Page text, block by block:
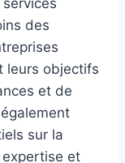
des
leurs objectifs
et de
sur la
et